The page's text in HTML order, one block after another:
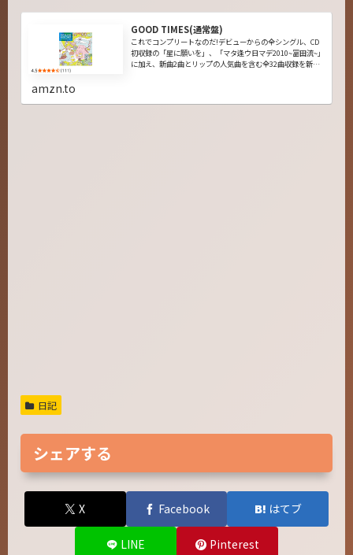
GOOD TIMES(通常盤)
これでコンプリートなのだ!デビューからの全シングル、CD
初収録の「星に願いを」、「マタ逢ウ日マデ2010~冨田流~」
に加え、新曲2曲とリップの人気曲を含む全32曲収録を新た
amzn.to
日記
シェアする
X Facebook はてブ
LINE Pinterest